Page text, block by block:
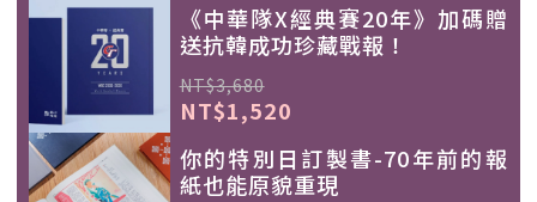
《中華隊X經典賽20年》加碼贈
送抗韓成功珍藏戰報！
NT$3,680
NT$1,520
你的特別日訂製書-70年前的報
紙也能原貌重現